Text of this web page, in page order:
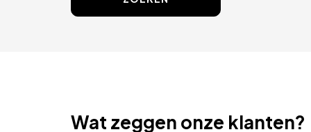
Wat zeggen onze klanten?